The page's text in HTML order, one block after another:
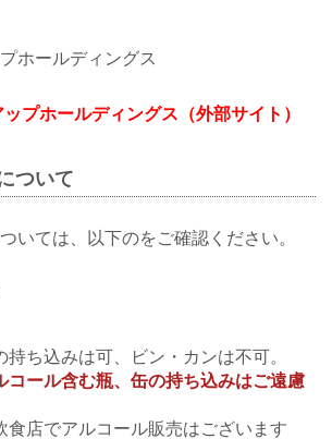
ホールディングス
プホールディングス（外部サイト）
ついて
いては、以下のをご確認ください。
持ち込みは可、ビン・カンは不可。
ール含む瓶、缶の持ち込みはご遠慮
店でアルコール販売はございます